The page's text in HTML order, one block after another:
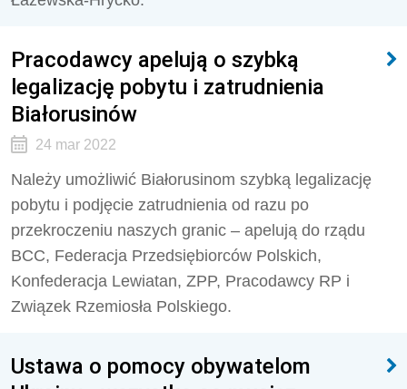
Pracodawcy apelują o szybką
legalizację pobytu i zatrudnienia
Białorusinów
24 mar 2022
Należy umożliwić Białorusinom szybką legalizację
pobytu i podjęcie zatrudnienia od razu po
przekroczeniu naszych granic – apelują do rządu
BCC, Federacja Przedsiębiorców Polskich,
Konfederacja Lewiatan, ZPP, Pracodawcy RP i
Związek Rzemiosła Polskiego.
Ustawa o pomocy obywatelom